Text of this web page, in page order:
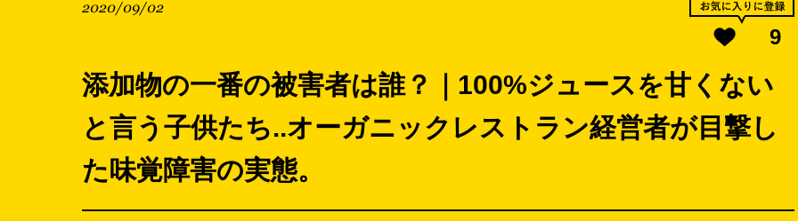
2020/09/02
9
添加物の一番の被害者は誰？｜100%ジュースを甘くない
と言う子供たち..オーガニックレストラン経営者が目撃し
た味覚障害の実態。